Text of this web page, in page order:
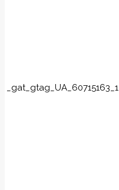
_gat_gtag_UA_60715163_1